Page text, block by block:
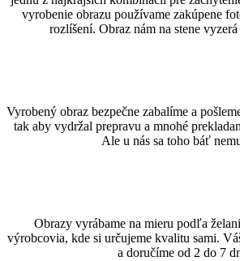
vyrobenie obrazu používame zakúpene
rozlíšení. Obraz nám na stene
Vyrobený obraz bezpečne zabalíme a
tak aby vydržal prepravu a mnohé
Ale u nás sa toho báť
Obrazy vyrábame na mieru podľa
výrobcovia, kde si určujeme kvalitu sami.
a doručíme od 2 do 7